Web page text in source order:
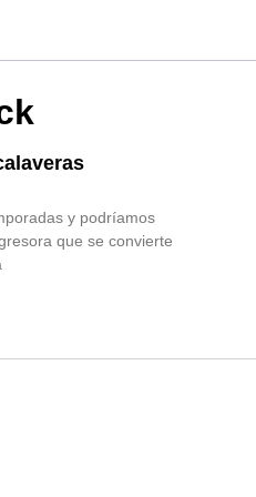
y podríamos
que se convierte